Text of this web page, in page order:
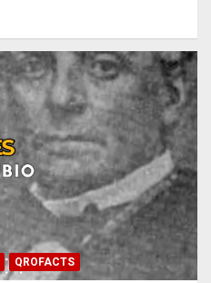
QROFACTS